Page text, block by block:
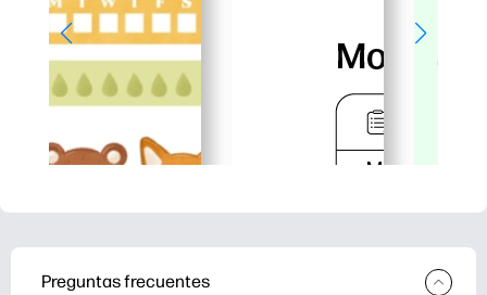
Preguntas frecuentes